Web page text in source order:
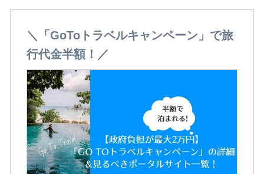
＼「GoToトラベルキャンペーン」で旅
行代金半額！／